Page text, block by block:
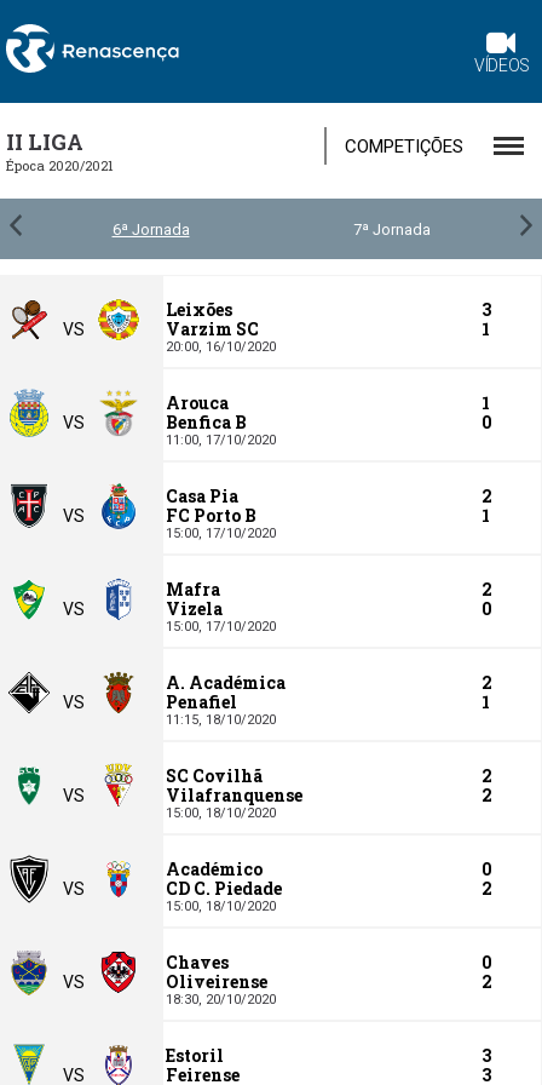
VÍDEOS
II LIGA
Época 2020/2021
COMPETIÇÕES
6ª Jornada 7ª Jornada
VS
Leixões
3
Varzim SC
1
20:00, 16/10/2020
VS
Arouca
1
Benfica B
0
11:00, 17/10/2020
VS
Casa Pia
2
FC Porto B
1
15:00, 17/10/2020
VS
Mafra
2
Vizela
0
15:00, 17/10/2020
VS
A. Académica
2
Penafiel
1
11:15, 18/10/2020
VS
SC Covilhã
2
Vilafranquense
2
15:00, 18/10/2020
VS
Académico
0
CD C. Piedade
2
15:00, 18/10/2020
VS
Chaves
0
Oliveirense
2
18:30, 20/10/2020
VS
Estoril
3
Feirense
3